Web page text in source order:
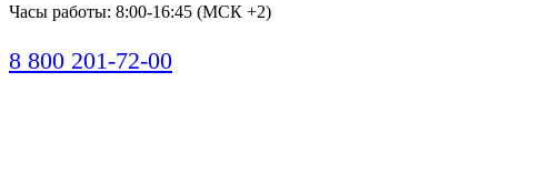
Часы работы: 8:00-16:45 (МСК +2)
8 800 201-72-00